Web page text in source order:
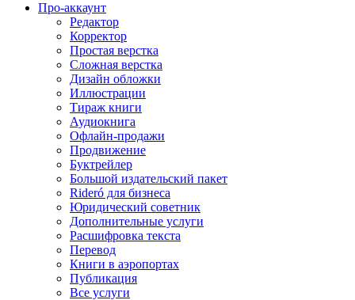
Про-аккаунт
Редактор
Корректор
Простая верстка
Сложная верстка
Дизайн обложки
Иллюстрации
Тираж книги
Аудиокнига
Офлайн-продажи
Продвижение
Буктрейлер
Большой издательский пакет
Rideró для бизнеса
Юридический советник
Дополнительные услуги
Расшифровка текста
Перевод
Книги в аэропортах
Публикация
Все услуги